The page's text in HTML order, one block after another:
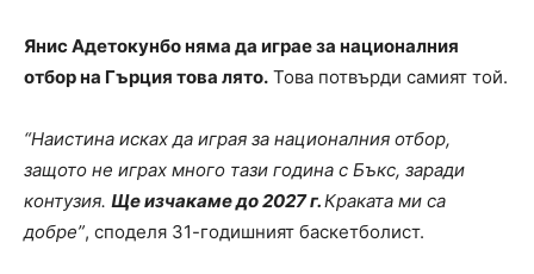
Янис Адетокунбо няма да играе за националния
отбор на Гърция това лято. Това потвърди самият той.
“Наистина исках да играя за националния отбор,
защото не играх много тази година с Бъкс, заради
контузия. Ще изчакаме до 2027 г.Краката ми са
добре”, споделя 31-годишният баскетболист.